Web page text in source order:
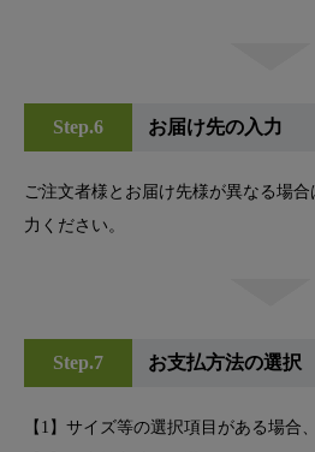
Step.6 お届け先の入力
ご注文者様とお届け先様が異なる場
力ください。
Step.7 お支払方法の選択
【1】サイズ等の選択項目がある場合